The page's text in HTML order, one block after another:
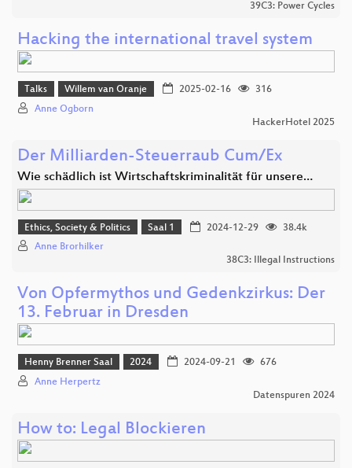
39C3: Power Cycles
Hacking the international travel system
Talks Willem van Oranje 2025-02-16
316
Anne Ogborn
HackerHotel 2025
Der Milliarden-Steuerraub Cum/Ex
Wie schädlich ist Wirtschaftskriminalität für unsere…
Ethics, Society & Politics Saal 1 2024-12-29
38.4k
Anne Brorhilker
38C3: Illegal Instructions
Von Opfermythos und Gedenkzirkus: Der
13. Februar in Dresden
Henny Brenner Saal 2024 2024-09-21
676
Anne Herpertz
Datenspuren 2024
How to: Legal Blockieren